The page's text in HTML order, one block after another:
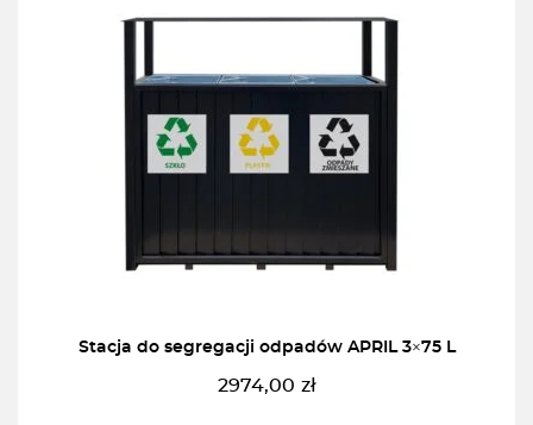
Stacja do segregacji odpadów APRIL 3×75 L
2974,00 zł